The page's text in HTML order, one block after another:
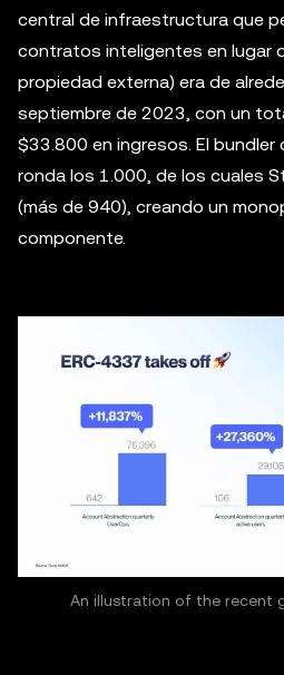
central de infraestructura que
contratos inteligentes en lugar
propiedad externa) era de
septiembre de 2023, con un
$33.800 en ingresos. El
ronda los 1.000, de los cuales
(más de 940), creando un
componente.
An illustration of the recent